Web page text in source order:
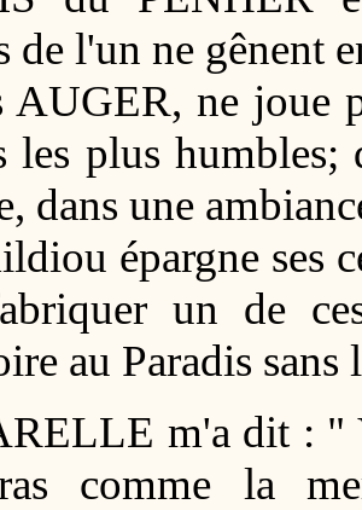
de l'un ne gênent
AUGER, ne joue
les plus humbles;
dans une
épargne ses
un de
au Paradis
m'a dit : "
comme la